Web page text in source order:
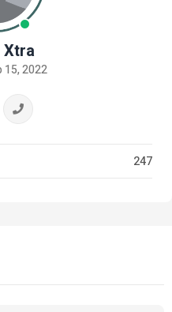
15, 2022
247